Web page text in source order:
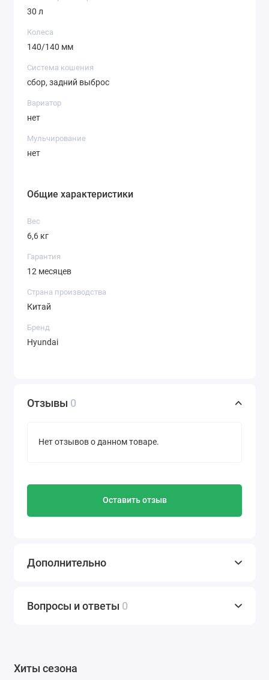
легкую 20-минутную разминку.
Общие характеристики
Вес
6,6 кг
Гарантия
12 месяцев
Страна производства
Китай
Бренд
Hyundai
30 л
Колеса
140/140 мм
Система кошения
сбор, задний выброс
Вариатор
нет
Мульчирование
нет
Отзывы 0
Нет отзывов о данном товаре.
Оставить отзыв
Вопросы и ответы 0
Дополнительно
Хиты сезона